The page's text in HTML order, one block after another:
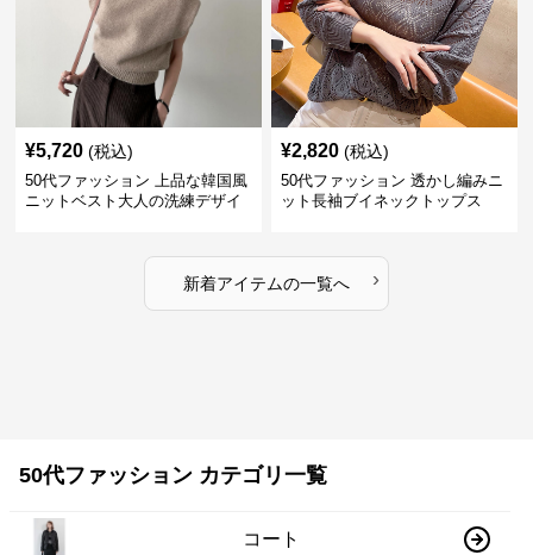
¥5,720 (税込)
50代ファッション 上品な韓国風
ニットベスト大人の洗練デザイ
¥2,820 (税込)
50代ファッション 透かし編みニ
ット長袖ブイネックトップス
新着アイテムの一覧へ ›
50代ファッション カテゴリ一覧
コート